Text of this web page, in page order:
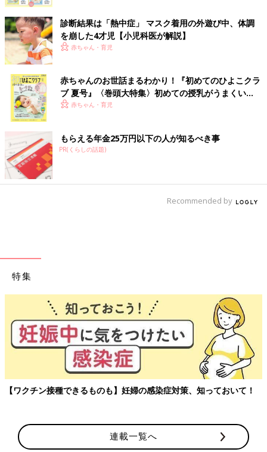
診断結果は「熱中症」 マスク着用の外遊び中、体調
を崩した4才児【小児科医が解説】
赤ちゃん・育児
赤ちゃんのお世話まるわかり！『初めてのひよこクラ
ブ 夏号』〈巻頭大特集〉初めての授乳がうまくい
く！ おっぱい・ミルクの基本と夏のトラブル 解決テ
赤ちゃん・育児
もらえる年金25万円以下の人が知るべき事
PR(くらしの話題)
Recommended by
特集
【ワクチン接種できるものも】妊婦の感染症対策、知っておいて！
連載一覧へ